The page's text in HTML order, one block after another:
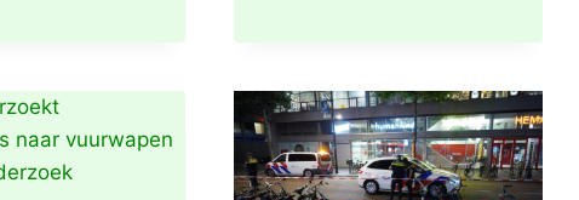
IN
WONING
OOSTPLEIN
IN
WATER,
POLITIE
ONDERZOEKT
INCIDENT